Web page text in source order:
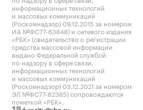
информационных технологий
и массовых коммуникаций
(Роскомнадзор) 09.12.2015 за номером
ИА №ФС77-63848) и сетевого издания
«РБК» (свидетельство о регистрации
средства массовой информации
выдано Федеральной службой
по надзору в сфере связи,
информационных технологий
и массовых коммуникаций
(Роскомнадзор) 03.12.2021 за номером
ЭЛ №ФС77-82385) сопровождаются
пометкой «РБК».